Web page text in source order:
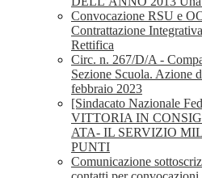
Convocazione RSU e
Contrattazione
Rettifica
Circ. n. 267/D/A -
Sezione Scuola. Azione
febbraio 2023
[Sindacato Nazionale
VITTORIA IN
ATA- IL SERVIZIO
PUNTI
Comunicazione